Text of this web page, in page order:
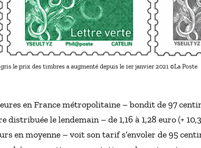
le prix des timbres a augmenté depuis le 1er janvier 2021 ©La Poste
en France métropolitaine – bondit de 97
le lendemain – de 1,16 à 1,28 euro (+ 10,3
en moyenne – voit son tarif s’envoler de 95